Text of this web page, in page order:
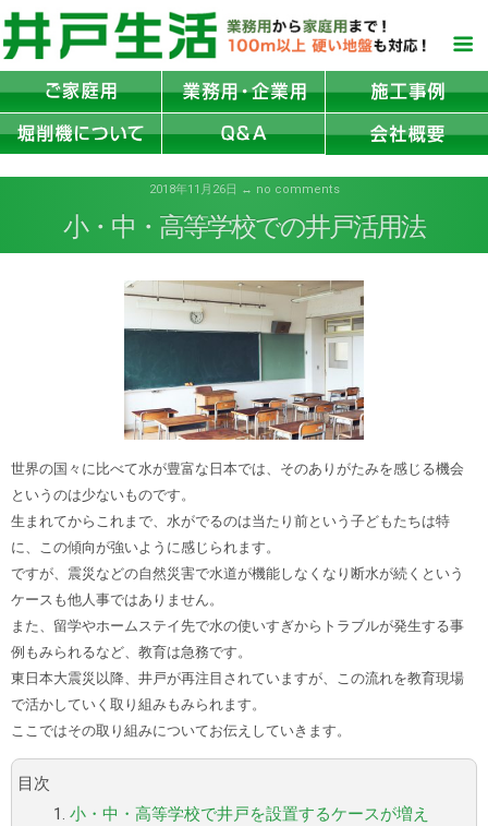
2018年11月26日 ↔ no comments
小・中・高等学校での井戸活用法
世界の国々に比べて水が豊富な日本では、そのありがたみを感じる機会
というのは少ないものです。
生まれてからこれまで、水がでるのは当たり前という子どもたちは特
に、この傾向が強いように感じられます。
ですが、震災などの自然災害で水道が機能しなくなり断水が続くという
ケースも他人事ではありません。
また、留学やホームステイ先で水の使いすぎからトラブルが発生する事
例もみられるなど、教育は急務です。
東日本大震災以降、井戸が再注目されていますが、この流れを教育現場
で活かしていく取り組みもみられます。
ここではその取り組みについてお伝えしていきます。
目次
1. 小・中・高等学校で井戸を設置するケースが増え